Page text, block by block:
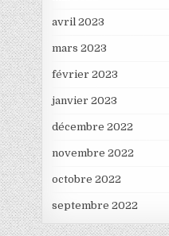
avril 2023
mars 2023
février 2023
janvier 2023
décembre 2022
novembre 2022
octobre 2022
septembre 2022